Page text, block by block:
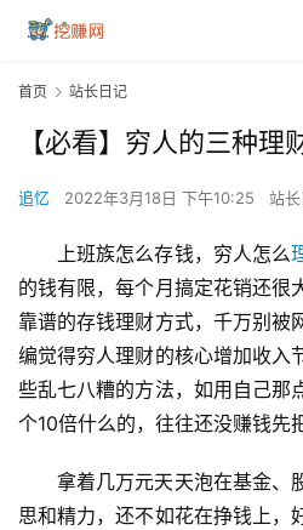
首页 站长日记
【必看】穷人的三种理
追忆 2022年3月18日 下午10:25 站
上班族怎么存钱，穷人怎么
的钱有限，每个月搞定花销还很
靠谱的存钱理财方式，千万别被
编觉得穷人理财的核心增加收入
些乱七八糟的方法，如用自己那
个10倍什么的，往往还没赚钱先
拿着几万元天天泡在基金、
思和精力，还不如花在挣钱上，